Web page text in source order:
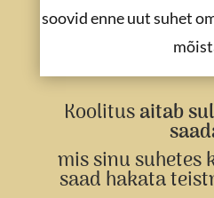
soovid enne uut suhet
Koolitusaitab
mis sinu suhetes
saad hakata